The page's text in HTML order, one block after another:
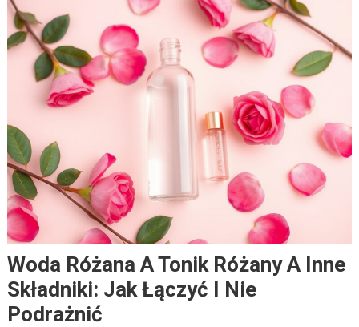
Woda Różana A Tonik Różany A Inne
Składniki: Jak Łączyć I Nie
Podrażnić